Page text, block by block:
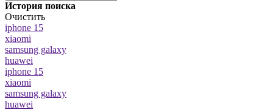
История поиска
Очистить
iphone 15
xiaomi
samsung galaxy
huawei
iphone 15
xiaomi
samsung galaxy
huawei